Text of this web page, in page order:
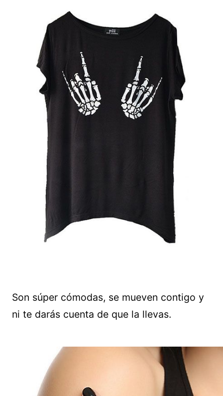
Son súper cómodas, se mueven contigo y
ni te darás cuenta de que la llevas.